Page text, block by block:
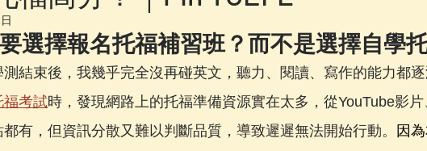
選擇報名托福補習班？而不是選擇自學
測結束後，我幾乎完全沒再碰英文，聽力、閱讀、寫作的能力都
福考試時，發現網路上的托福準備資源實在太多，從YouTube影
有，但資訊分散又難以判斷品質，導致遲遲無法開始行動。
因